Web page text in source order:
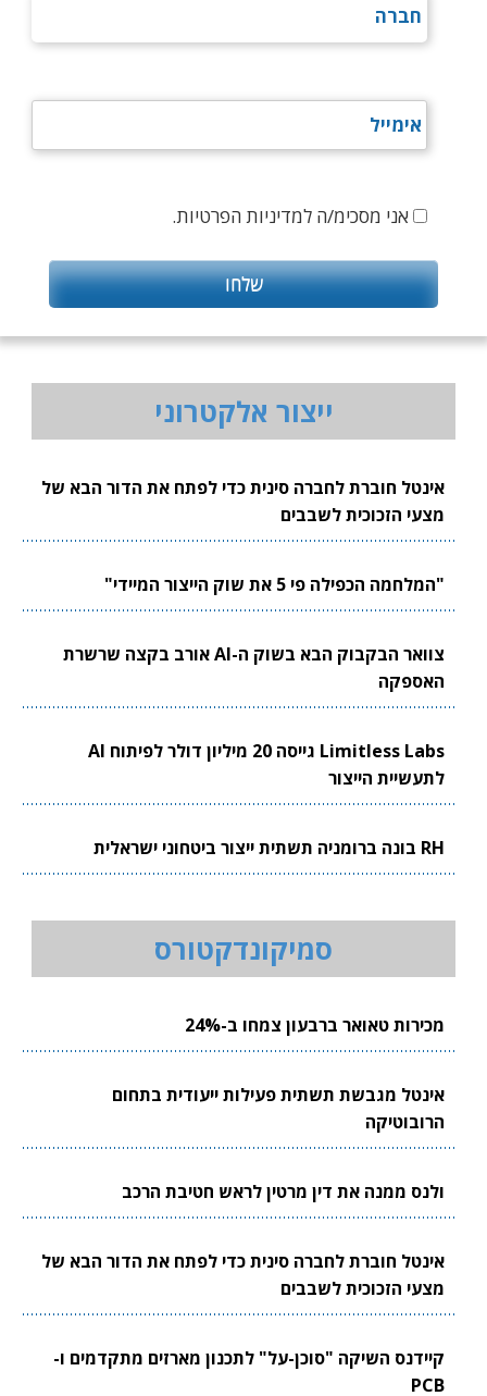
אני מסכימ/ה למדיניות הפרטיות.
ייצור אלקטרוני
אינטל חוברת לחברה סינית כדי לפתח את הדור הבא של
מצעי הזכוכית לשבבים
"המלחמה הכפילה פי 5 את שוק הייצור המיידי"
צוואר הבקבוק הבא בשוק ה-AI אורב בקצה שרשרת
האספקה
Limitless Labs גייסה 20 מיליון דולר לפיתוח AI
לתעשיית הייצור
RH בונה ברומניה תשתית ייצור ביטחוני ישראלית
סמיקונדקטורס
מכירות טאואר ברבעון צמחו ב-24%
אינטל מגבשת תשתית פעילות ייעודית בתחום
הרובוטיקה
ולנס ממנה את דין מרטין לראש חטיבת הרכב
אינטל חוברת לחברה סינית כדי לפתח את הדור הבא של
מצעי הזכוכית לשבבים
קיידנס השיקה "סוכן-על" לתכנון מארזים מתקדמים ו-
PCB